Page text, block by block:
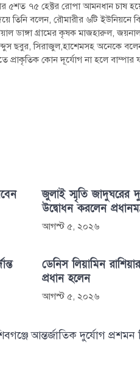
৫শত ৭৫ হেক্টর রোপা আমনধান চাষ
তিনি বলেন, রৌমারীর ৬টি ইউনিয়নে
ডাঙ্গা গ্রামের কৃষক মাজহারুল,
আব্দুস ছবুর, সিরাজুল,হাশেমসহ অনেকে
প্রাকৃতিক কোন দূর্যোগ না হলে
জুলাই স্মৃতি জাদুঘরের
উদ্বোধন করলেন
আগস্ট ৫, ২০২৬
ডেনিস লিয়ামিন
প্রধান হলেন
আগস্ট ৫, ২০২৬
আন্তর্জাতিক দুর্যোগ